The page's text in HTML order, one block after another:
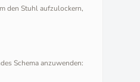
den Stuhl aufzulockern,
Schema anzuwenden: